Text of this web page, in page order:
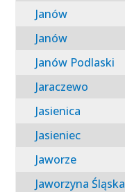
Janów
Janów
Janów Podlaski
Jaraczewo
Jasienica
Jasieniec
Jaworze
Jaworzyna Śląska